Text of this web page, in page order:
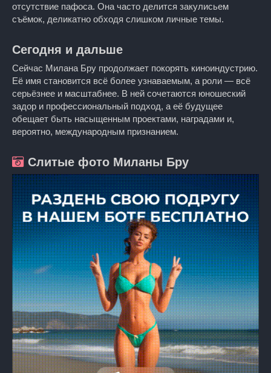
отсутствие пафоса. Она часто делится закулисьем
съёмок, деликатно обходя слишком личные темы.
Сегодня и дальше
Сейчас Милана Бру продолжает покорять киноиндустрию.
Её имя становится всё более узнаваемым, а роли — всё
серьёзнее и масштабнее. В ней сочетаются юношеский
задор и профессиональный подход, а её будущее
обещает быть насыщенным проектами, наградами и,
вероятно, международным признанием.
Слитые фото Миланы Бру